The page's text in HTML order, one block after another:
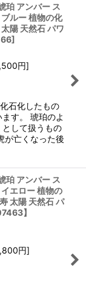
珀 アンバー ス
ルー 植物の化
陽 天然石 パワ
]
円]
石化したもの
す。 琥珀のよ
して扱うもの
が亡くなった後
珀 アンバー ス
エロー 植物の
太陽 天然石 パ
】
円]